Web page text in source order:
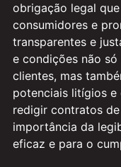
obrigação legal
consumidores e
transparentes e
e condições não
clientes, mas
potenciais litígios e
redigir contratos
importância da
eficaz e para o